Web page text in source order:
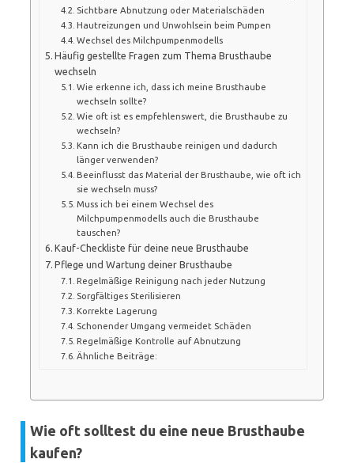
Sichtbare Abnutzung oder Materialschäden
Hautreizungen und Unwohlsein beim Pumpen
Wechsel des Milchpumpenmodells
Häufig gestellte Fragen zum Thema Brusthaube
wechseln
Wie erkenne ich, dass ich meine Brusthaube
wechseln sollte?
Wie oft ist es empfehlenswert, die Brusthaube zu
wechseln?
Kann ich die Brusthaube reinigen und dadurch
länger verwenden?
Beeinflusst das Material der Brusthaube, wie oft ich
sie wechseln muss?
Muss ich bei einem Wechsel des
Milchpumpenmodells auch die Brusthaube
tauschen?
Kauf-Checkliste für deine neue Brusthaube
Pflege und Wartung deiner Brusthaube
Regelmäßige Reinigung nach jeder Nutzung
Sorgfältiges Sterilisieren
Korrekte Lagerung
Schonender Umgang vermeidet Schäden
Regelmäßige Kontrolle auf Abnutzung
Ähnliche Beiträge:
Wie oft solltest du eine neue Brusthaube
kaufen?